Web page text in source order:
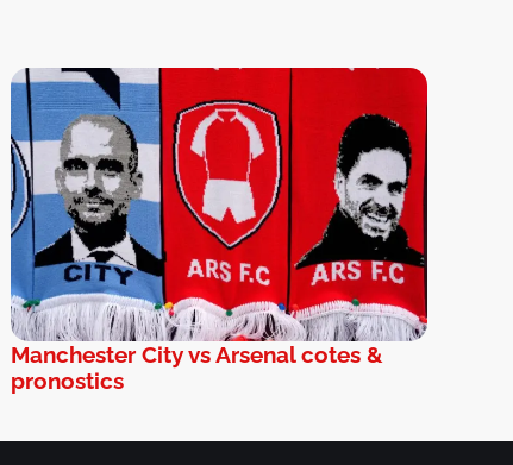
Manchester City vs Arsenal cotes &
pronostics